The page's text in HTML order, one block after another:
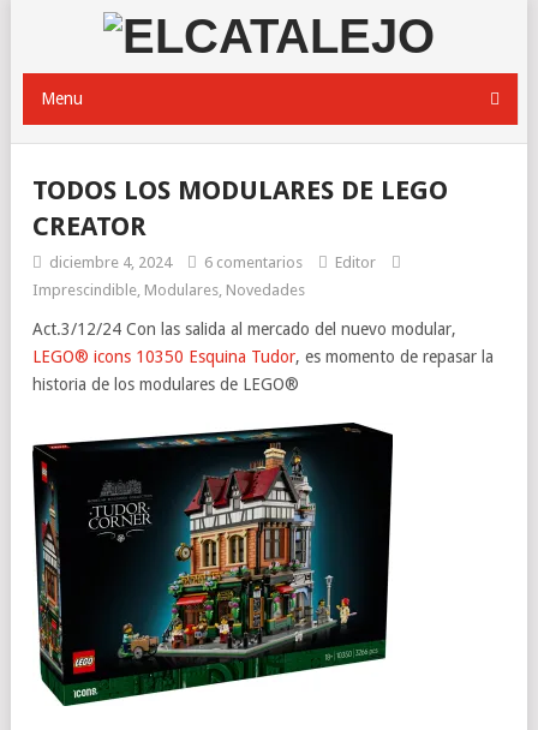
Menu
TODOS LOS MODULARES DE LEGO
CREATOR
diciembre 4, 2024 6 comentarios
Editor
Imprescindible, Modulares, Novedades
Act.3/12/24 Con las salida al mercado del nuevo modular,
LEGO® icons 10350 Esquina Tudor, es momento de repasar la
historia de los modulares de LEGO®